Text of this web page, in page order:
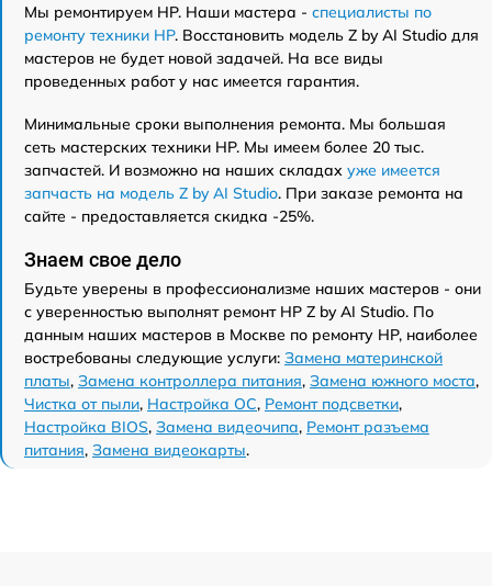
Мы ремонтируем HP. Наши мастера - специалисты по
ремонту техники HP. Восстановить модель Z by AI Studio для
мастеров не будет новой задачей. На все виды
проведенных работ у нас имеется гарантия.
Минимальные сроки выполнения ремонта. Мы большая
сеть мастерских техники HP. Мы имеем более 20 тыс.
запчастей. И возможно на наших складах уже имеется
запчасть на модель Z by AI Studio. При заказе ремонта на
сайте - предоставляется скидка -25%.
Знаем свое дело
Будьте уверены в профессионализме наших мастеров - они
с уверенностью выполнят ремонт HP Z by AI Studio. По
данным наших мастеров в Москве по ремонту HP, наиболее
востребованы следующие услуги: Замена материнской
платы, Замена контроллера питания, Замена южного моста,
Чистка от пыли, Настройка ОС, Ремонт подсветки,
Настройка BIOS, Замена видеочипа, Ремонт разъема
питания, Замена видеокарты.